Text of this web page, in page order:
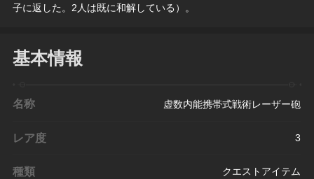
子に返した。2人は既に和解している）。
基本情報
名称 虚数内能携帯式戦術レーザー砲
レア度 3
種類 クエストアイテム